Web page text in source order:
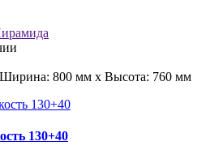
800 мм x Высота: 760 мм
130+40